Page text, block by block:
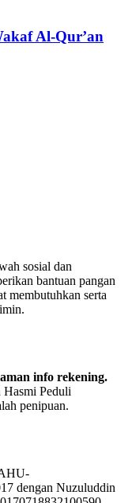
Al-Qur’an
sosial dan
bantuan pangan
membutuhkan serta
info rekening.
Hasmi Peduli
penipuan.
dengan Nuzuluddin